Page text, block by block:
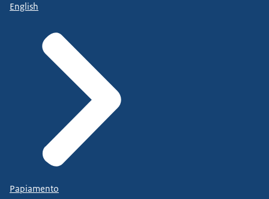
English
Papiamento